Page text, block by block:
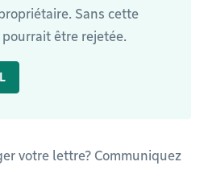
Sans cette
être rejetée.
votre lettre? Communiquez